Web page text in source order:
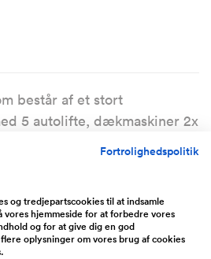
består af et stort
5 autolifte, dækmaskiner 2x
kundeareal, dækhotel
dækhotel, , hvor der er plads
, parkeringsplads,
Fortrolighedspolitik
og tredjepartscookies til at indsamle
hjemmeside for at forbedre vores
og for at give dig en god
oplysninger om vores brug af cookies